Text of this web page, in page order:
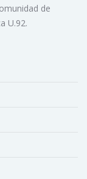
de
U.92.